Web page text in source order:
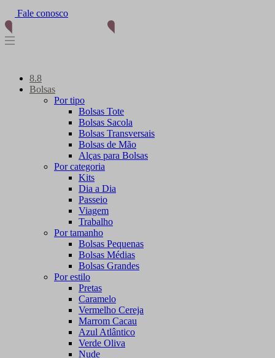
Fale conosco
8.8
Bolsas
Por tipo
Bolsas Tote
Bolsas Sacola
Bolsas Transversais
Bolsas de Mão
Alças para Bolsas
Por categoria
Kits
Dia a Dia
Passeio
Viagem
Trabalho
Por tamanho
Bolsas Pequenas
Bolsas Médias
Bolsas Grandes
Por estilo
Pretas
Caramelo
Vermelho Cereja
Marrom Cacau
Azul Atlântico
Verde Oliva
Nude